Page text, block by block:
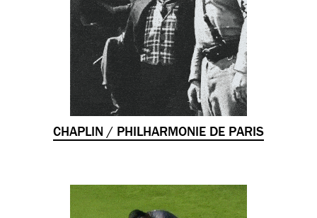
CHAPLIN / PHILHARMONIE DE PARIS